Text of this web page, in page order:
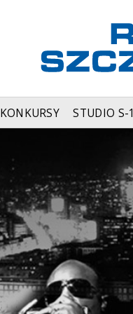
KONKURSY STUDIO S-1